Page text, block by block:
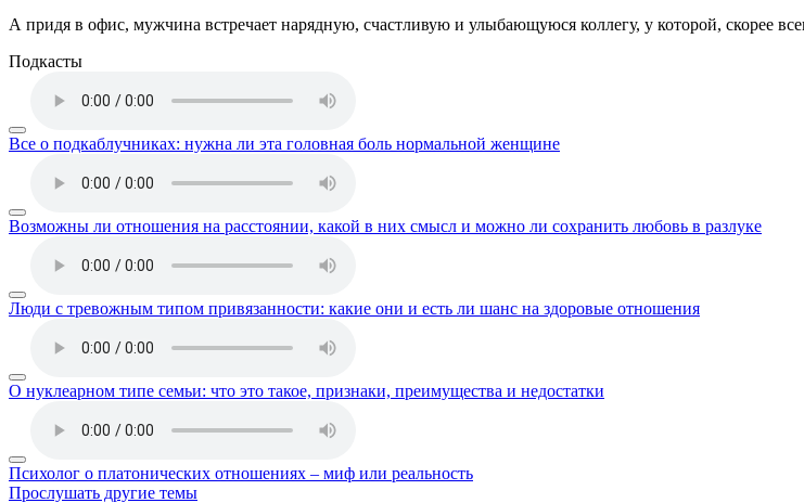
А придя в офис, мужчина встречает нарядную, счастливую и улыбающуюся коллегу, у которой, скорее
Подкасты
Все о подкаблучниках: нужна ли эта головная боль нормальной женщине
Возможны ли отношения на расстоянии, какой в них смысл и можно ли сохранить любовь в разлуке
Люди с тревожным типом привязанности: какие они и есть ли шанс на здоровые отношения
О нуклеарном типе семьи: что это такое, признаки, преимущества и недостатки
Психолог о платонических отношениях – миф или реальность
Прослушать другие темы